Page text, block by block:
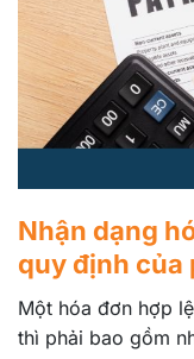
Nhận dạng
quy định của
Một hóa đơn hợp
thì phải bao gồm